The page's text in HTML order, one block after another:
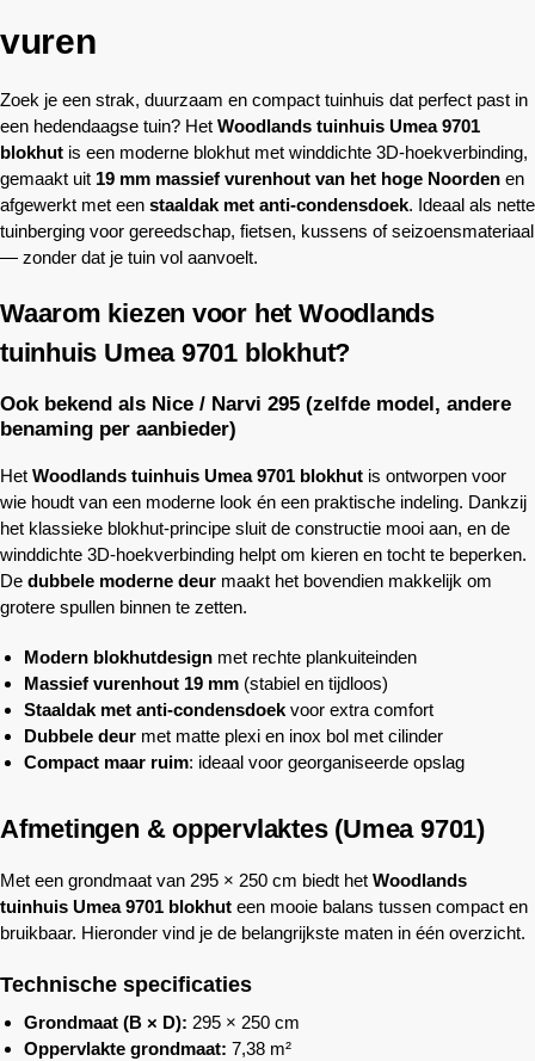
vuren
Zoek je een strak, duurzaam en compact tuinhuis dat perfect past in
een hedendaagse tuin? Het Woodlands tuinhuis Umea 9701
blokhut is een moderne blokhut met winddichte 3D-hoekverbinding,
gemaakt uit 19 mm massief vurenhout van het hoge Noorden en
afgewerkt met een staaldak met anti-condensdoek. Ideaal als nette
tuinberging voor gereedschap, fietsen, kussens of seizoensmateriaal
— zonder dat je tuin vol aanvoelt.
Waarom kiezen voor het Woodlands
tuinhuis Umea 9701 blokhut?
Ook bekend als Nice / Narvi 295 (zelfde model, andere
benaming per aanbieder)
Het Woodlands tuinhuis Umea 9701 blokhut is ontworpen voor
wie houdt van een moderne look én een praktische indeling. Dankzij
het klassieke blokhut-principe sluit de constructie mooi aan, en de
winddichte 3D-hoekverbinding helpt om kieren en tocht te beperken.
De dubbele moderne deur maakt het bovendien makkelijk om
grotere spullen binnen te zetten.
Modern blokhutdesign met rechte plankuiteinden
Massief vurenhout 19 mm (stabiel en tijdloos)
Staaldak met anti-condensdoek voor extra comfort
Dubbele deur met matte plexi en inox bol met cilinder
Compact maar ruim: ideaal voor georganiseerde opslag
Afmetingen & oppervlaktes (Umea 9701)
Met een grondmaat van 295 × 250 cm biedt het Woodlands
tuinhuis Umea 9701 blokhut een mooie balans tussen compact en
bruikbaar. Hieronder vind je de belangrijkste maten in één overzicht.
Technische specificaties
Grondmaat (B × D): 295 × 250 cm
Oppervlakte grondmaat: 7,38 m²